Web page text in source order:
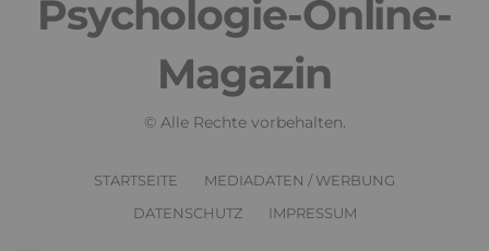
Psychologie-Online-
Magazin
© Alle Rechte vorbehalten.
STARTSEITE
MEDIADATEN / WERBUNG
DATENSCHUTZ
IMPRESSUM